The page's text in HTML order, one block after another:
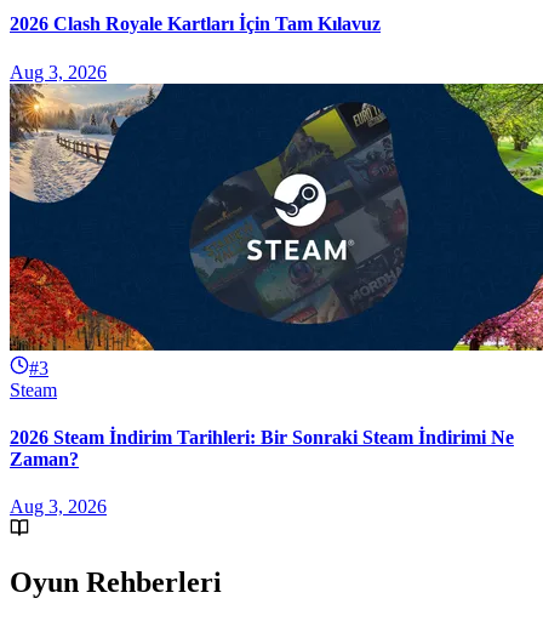
2026 Clash Royale Kartları İçin Tam Kılavuz
Aug 3, 2026
#3
Steam
2026 Steam İndirim Tarihleri: Bir Sonraki Steam İndirimi Ne
Zaman?
Aug 3, 2026
Oyun Rehberleri